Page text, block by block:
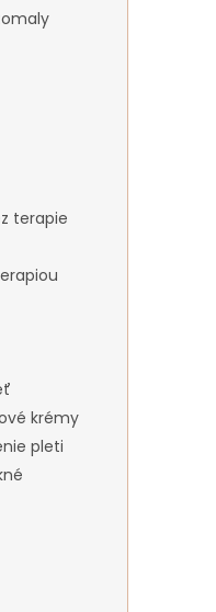
terapie
krémy
pleti